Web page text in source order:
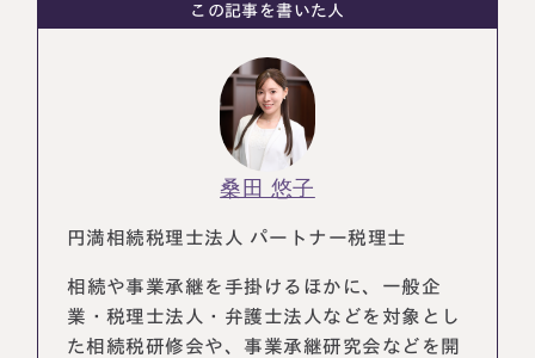
大阪事務所
〒530-0017
大阪府大阪市北区角田町8番47号
Access
この記事を書いた人
桑田 悠子
円満相続税理士法人 パートナー税理士
相続や事業承継を手掛けるほかに、一般企
業・税理士法人・弁護士法人などを対象とし
た相続税研修会や、事業承継研究会などを開